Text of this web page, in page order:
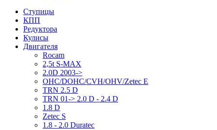
Ступицы
КПП
Редуктора
Кулисы
Двигателя
Rocam
2,5t S-MAX
2.0D 2003->
OHC/DOHC/CVH/OHV/Zetec E
TRN 2.5 D
TRN 01-> 2.0 D - 2.4 D
1.8 D
Zetec S
1.8 - 2.0 Duratec